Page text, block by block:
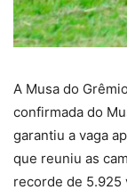
A Musa do
confirmada do
garantiu a vaga
que reuniu as
recorde de 5.925